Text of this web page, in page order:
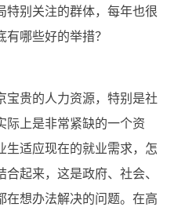
特别关注的群体，每年也很
哪些好的举措？
宝贵的人力资源，特别是社
际上是非常紧缺的一个资
生适应现在的就业需求，怎
起来，这是政府、社会、
在想办法解决的问题。在高